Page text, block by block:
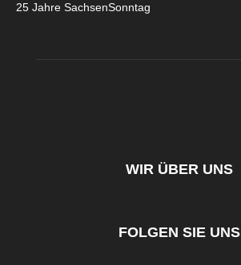
25 Jahre SachsenSonntag
WIR ÜBER UNS
FOLGEN SIE UNS